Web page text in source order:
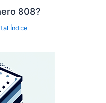
808?
Índice